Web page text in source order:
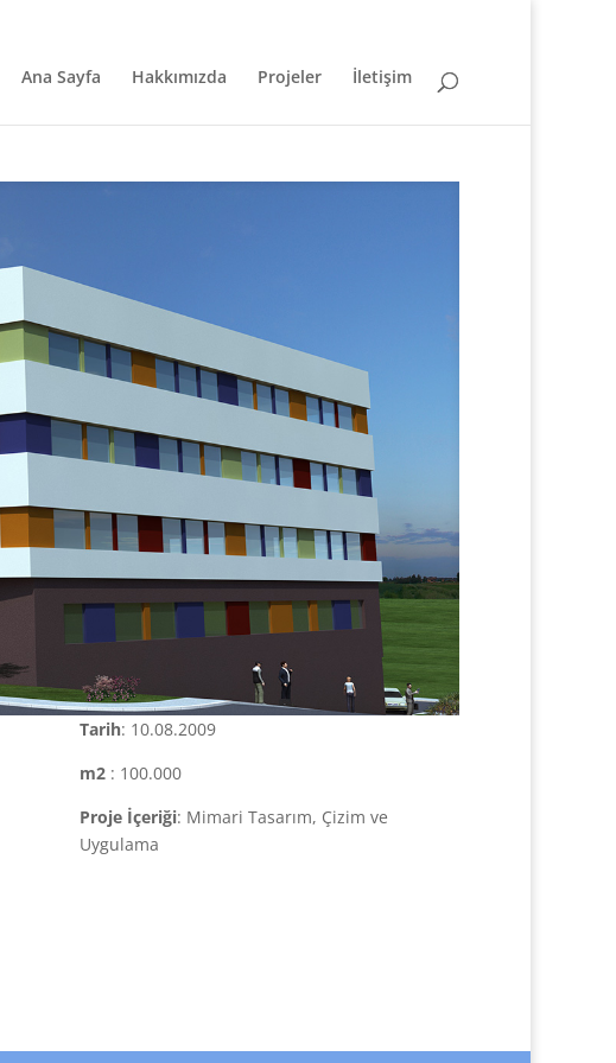
Ana Sayfa Hakkımızda Projeler İletişim
Tarih: 10.08.2009
m2: 100.000
Proje İçeriği: Mimari Tasarım, Çizim ve
Uygulama